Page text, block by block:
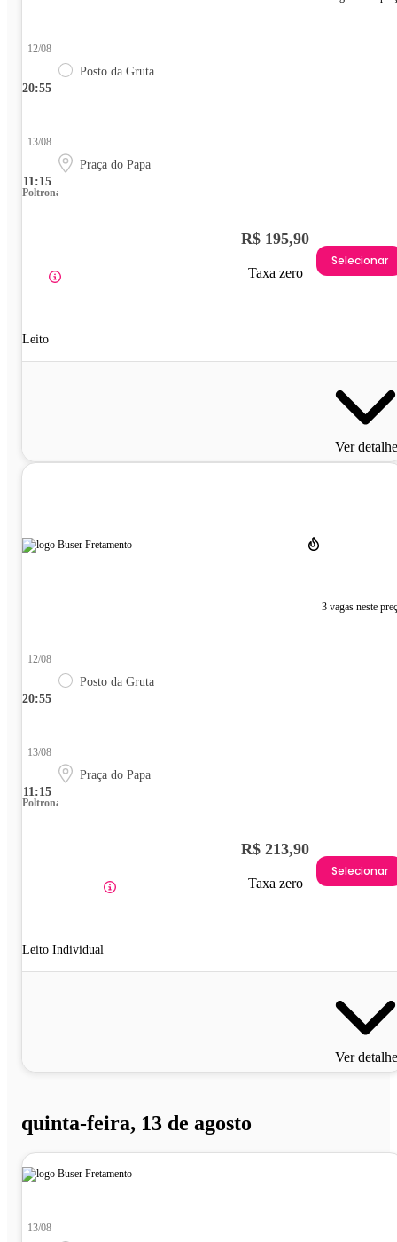
20:55
12/08
Posto da Gruta
11:15
13/08
Praça do Papa
Poltrona
Leito
R$ 195,90
Taxa zero
Selecionar
Ver
3 vagas neste
20:55
12/08
Posto da Gruta
11:15
13/08
Praça do Papa
Poltrona
Leito Individual
R$ 213,90
Taxa zero
Selecionar
Ver
quinta-feira, 13 de agosto
13/08